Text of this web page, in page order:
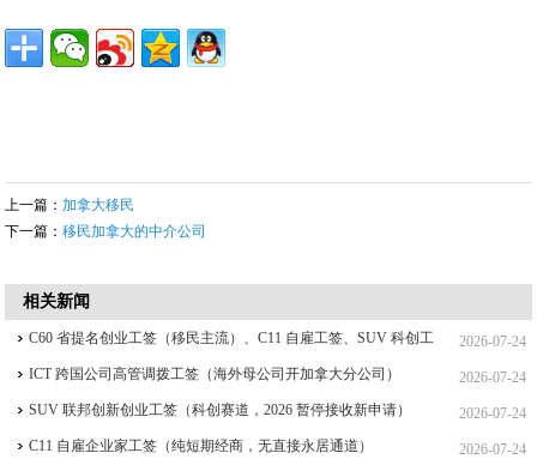
上一篇：加拿大移民
下一篇：移民加拿大的中介公司
相关新闻
2026-07-24
C60 省提名创业工签（移民主流）、C11 自雇工签、SUV 科创工
签、ICT 跨国高管工签比较 2026-07-24
ICT 跨国公司高管调拨工签（海外母公司开加拿大分公司）
2026-07-24
SUV 联邦创新创业工签（科创赛道，2026 暂停接收新申请）
2026-07-24
C11 自雇企业家工签（纯短期经商，无直接永居通道）